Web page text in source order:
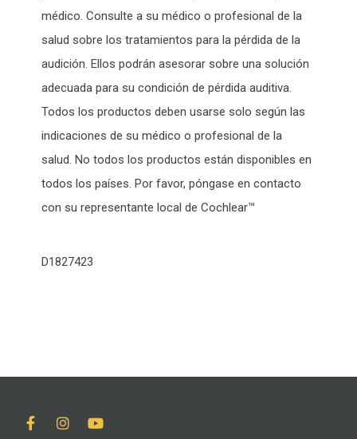
médico. Consulte a su médico o profesional de la
salud sobre los tratamientos para la pérdida de la
audición. Ellos podrán asesorar sobre una solución
adecuada para su condición de pérdida auditiva.
Todos los productos deben usarse solo según las
indicaciones de su médico o profesional de la
salud. No todos los productos están disponibles en
todos los países. Por favor, póngase en contacto
con su representante local de Cochlear™
D1827423